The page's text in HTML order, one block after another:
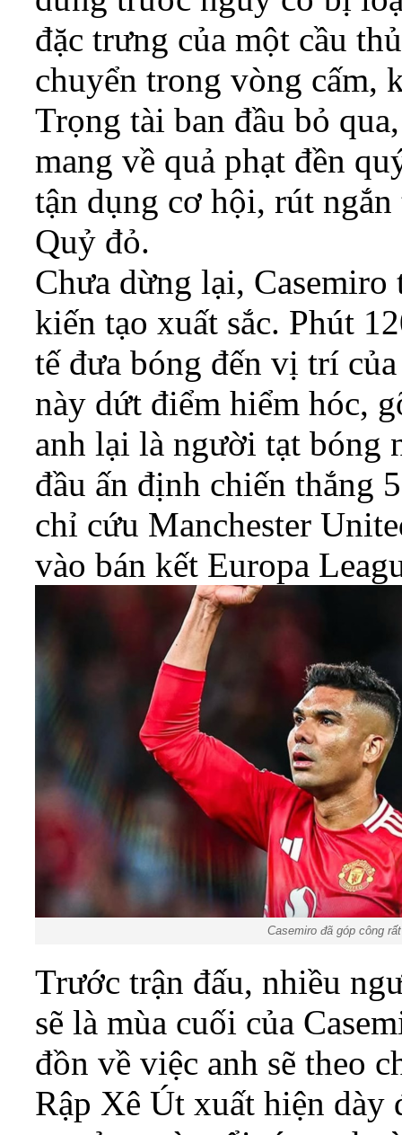
đặc trưng của một cầu
chuyển trong vòng cấm,
Trọng tài ban đầu bỏ
mang về quả phạt đền
tận dụng cơ hội, rút
Quỷ đỏ.
Chưa dừng lại,
kiến tạo xuất sắc. Phút
tế đưa bóng đến vị trí
này dứt điểm hiểm hóc,
anh lại là người tạt bóng
đầu ấn định chiến thắng
chỉ cứu Manchester
vào bán kết Europa
Casemiro đã góp công
Trước trận đấu, nhiều
sẽ là mùa cuối của
đồn về việc anh sẽ theo
Rập Xê Út xuất hiện dày